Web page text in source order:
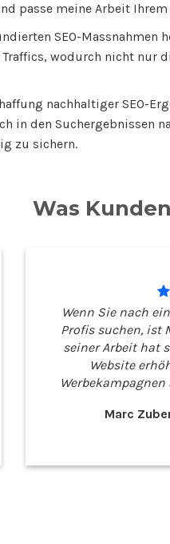
passe meine Arbeit
SEO-Massnahmen
wodurch nicht nur
nachhaltiger SEO-
in den Suchergebnissen
zu sichern.
Was
Wenn Sie nach
Profis suchen, ist
seiner Arbeit hat
Website
Marc